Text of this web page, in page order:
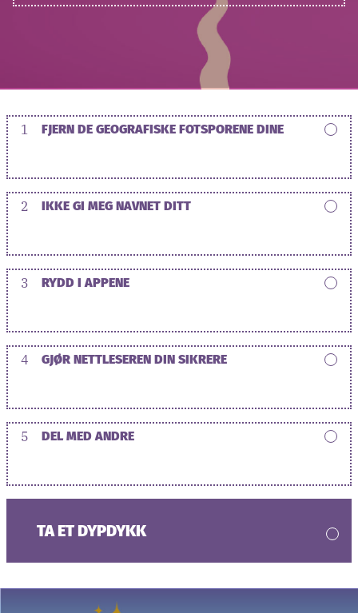
1 FJERN DE GEOGRAFISKE FOTSPORENE DINE
2 IKKE GI MEG NAVNET DITT
3 RYDD I APPENE
4 GJØR NETTLESEREN DIN SIKRERE
5 DEL MED ANDRE
TA ET DYPDYKK